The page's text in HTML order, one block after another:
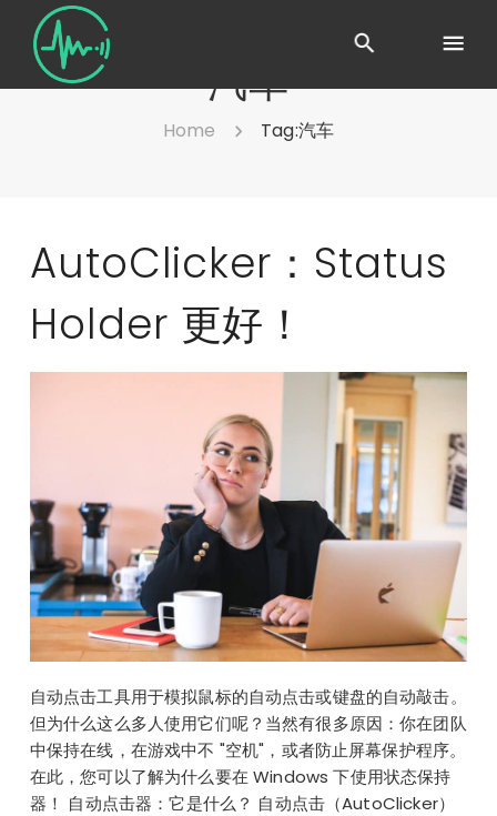
汽车
Home Tag:汽车
AutoClicker：Status
Holder 更好！
自动点击工具用于模拟鼠标的自动点击或键盘的自动敲击。
但为什么这么多人使用它们呢？当然有很多原因：你在团队
中保持在线，在游戏中不 "空机"，或者防止屏幕保护程序。
在此，您可以了解为什么要在 Windows 下使用状态保持
器！ 自动点击器：它是什么？ 自动点击（AutoClicker）